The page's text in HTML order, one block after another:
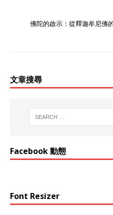
佛陀的啟示：從釋迦牟尼佛
文章搜尋
Facebook 動態
Font Resizer